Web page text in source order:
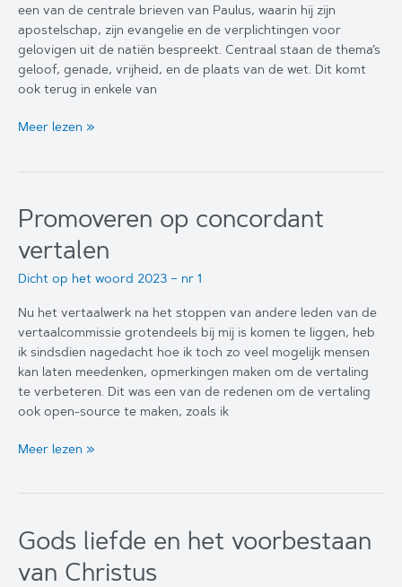
een van de centrale brieven van Paulus, waarin hij zijn
apostelschap, zijn evangelie en de verplichtingen voor
gelovigen uit de natiën bespreekt. Centraal staan de thema’s
geloof, genade, vrijheid, en de plaats van de wet. Dit komt
ook terug in enkele van
Paulus’
Meer lezen »
Promoveren op concordant
vertalen
Dicht op het woord 2023 – nr 1
Nu het vertaalwerk na het stoppen van andere leden van de
vertaalcommissie grotendeels bij mij is komen te liggen, heb
ik sindsdien nagedacht hoe ik toch zo veel mogelijk mensen
kan laten meedenken, opmerkingen maken om de vertaling
te verbeteren. Dit was een van de redenen om de vertaling
ook open-source te maken, zoals ik
Promoveren
Meer lezen »
Gods liefde en het voorbestaan
van Christus